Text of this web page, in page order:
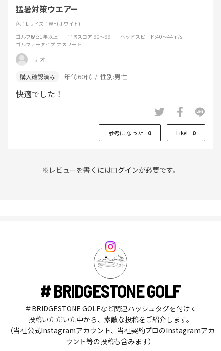
猛暑対策ウエアー
色：L サイズ：WH(ホワイト)
ゴルフ歴:31年以上 平均スコア:90～99 ヘッドスピード:40～44m/s
ゴルファータイプ:アスリート
ナオ
年代:60代 性別:男性
快適でした！
参考になった 0 Like! 0
※レビューを書くにはログインが必要です。
# BRIDGESTONE GOLF
＃BRIDGESTONE GOLFなど関連ハッシュタグを付けて
投稿いただいた中から、素敵な投稿をご紹介します。
（当社公式Instagramアカウント、当社契約プロのInstagramアカ
ウント等の投稿も含みます）